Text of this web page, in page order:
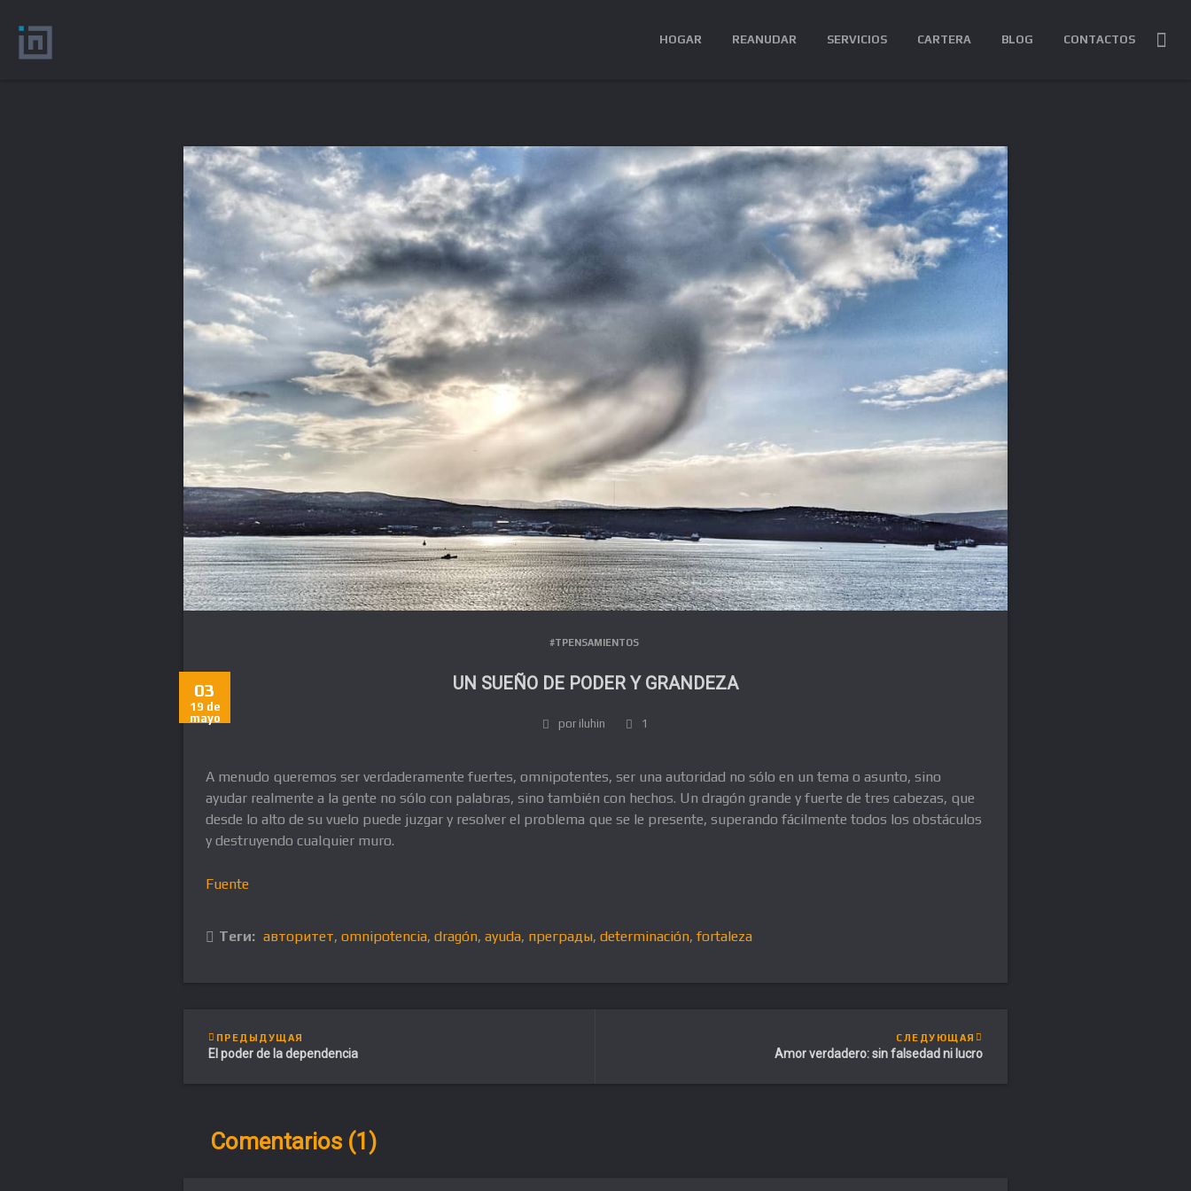
HOGAR REANUDAR SERVICIOS CARTERA BLOG CONTACTOS
#TPENSAMIENTOS
UN SUEÑO DE PODER Y GRANDEZA
03
19 de
mayo
por iluhin 1
A menudo queremos ser verdaderamente fuertes, omnipotentes, ser una autoridad no sólo en un tema o asunto, sino
ayudar realmente a la gente no sólo con palabras, sino también con hechos. Un dragón grande y fuerte de tres cabezas, que
desde lo alto de su vuelo puede juzgar y resolver el problema que se le presente, superando fácilmente todos los obstáculos
y destruyendo cualquier muro.
Fuente
Теги: авторитет, omnipotencia, dragón, ayuda, преграды, determinación, fortaleza
ПРЕДЫДУЩАЯ
El poder de la dependencia
СЛЕДУЮЩАЯ
Amor verdadero: sin falsedad ni lucro
Comentarios (1)